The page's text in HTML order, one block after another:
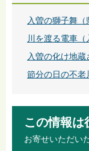
入曽の獅子舞（
川を渡る電車（
入曽の化け地蔵
節分の日の不老
この情報は
お寄せいただい